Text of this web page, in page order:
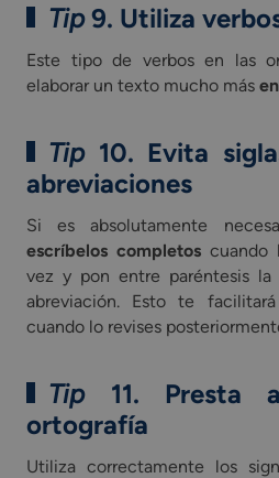
Tip9. Utiliza
Este tipo de verbos en las
elaborar un texto mucho más
Tip 10. Evita
abreviaciones
Si es absolutamente
escríbelos completoscuando
vez y pon entre paréntesis
abreviación. Esto te
cuando lo revises
Tip 11. Presta
ortografía
Utiliza correctamente los